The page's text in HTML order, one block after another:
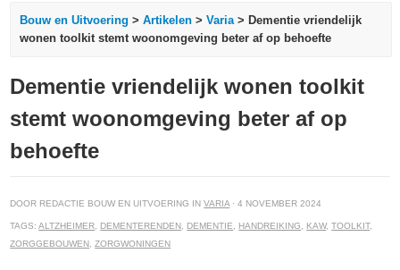
Bouw en Uitvoering >Artikelen >Varia> Dementie vriendelijk
wonen toolkit stemt woonomgeving beter af op behoefte
Dementie vriendelijk wonen toolkit
stemt woonomgeving beter af op
behoefte
DOOR REDACTIE BOUW EN UITVOERING INVARIA· 4 NOVEMBER 2024
TAGS:ALTZHEIMER, DEMENTERENDEN, DEMENTIE, HANDREIKING, KAW,TOOLKIT,
ZORGGEBOUWEN,ZORGWONINGEN